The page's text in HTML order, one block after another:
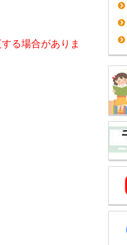
る場合がありま